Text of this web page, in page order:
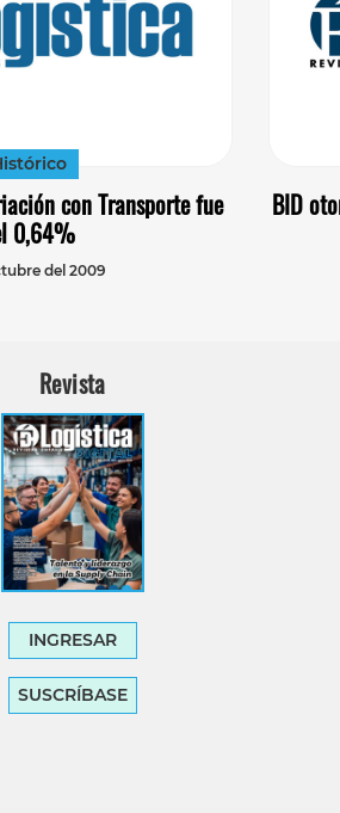
con Transporte fue
0,64%
del 2009
BID
Revista
INGRESAR
SUSCRÍBASE